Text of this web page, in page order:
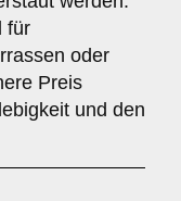
für
oder
Preis
und den